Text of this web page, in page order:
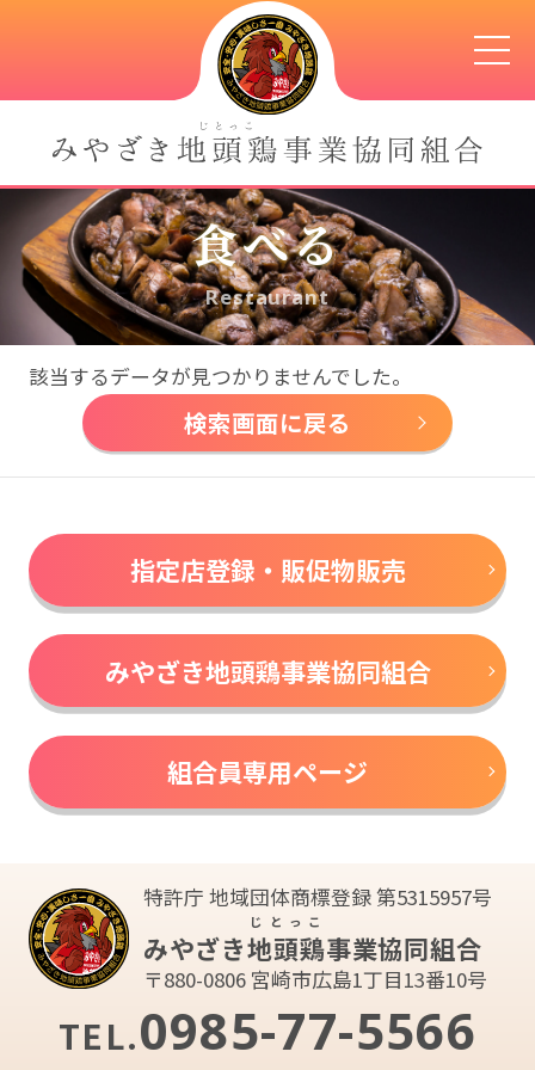
食べる
Restaurant
該当するデータが見つかりませんでした。
検索画面に戻る
指定店登録・販促物販売
みやざき地頭鶏事業協同組合
組合員専用ページ
特許庁 地域団体商標登録 第5315957号
みやざき地頭鶏
じとっこ
事業協同組合
〒880-0806 宮崎市広島1丁目13番10号
TEL.0985-77-5566